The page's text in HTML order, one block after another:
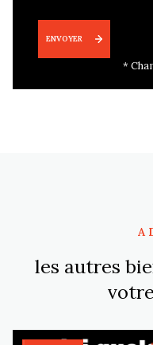
ENVOYER
*
A
les autres